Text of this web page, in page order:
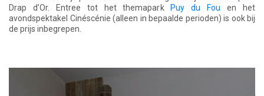
Drap d’Or. Entree tot het themapark Puy du Fou en het
avondspektakel Cinéscénie (alleen in bepaalde perioden) is ook bij
de prijs inbegrepen.